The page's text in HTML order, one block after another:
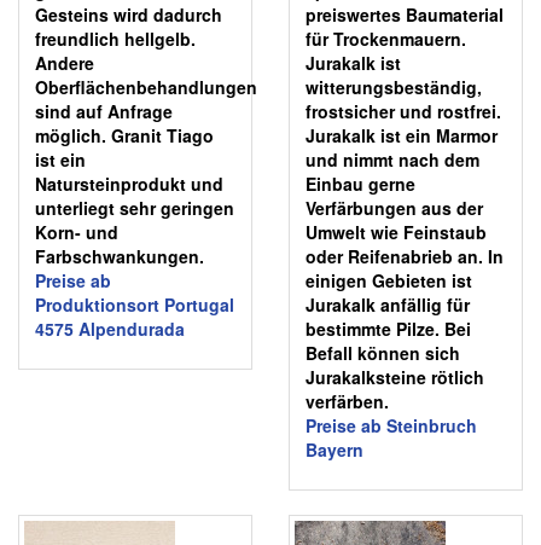
Gesteins wird dadurch
freundlich hellgelb.
Andere
Oberflächenbehandlungen
sind auf Anfrage
möglich. Granit Tiago
ist ein
Natursteinprodukt und
unterliegt sehr geringen
Korn- und
Farbschwankungen.
Preise ab
Produktionsort Portugal
4575 Alpendurada
preiswertes Baumaterial
für Trockenmauern.
Jurakalk ist
witterungsbeständig,
frostsicher und rostfrei.
Jurakalk ist ein Marmor
und nimmt nach dem
Einbau gerne
Verfärbungen aus der
Umwelt wie Feinstaub
oder Reifenabrieb an. In
einigen Gebieten ist
Jurakalk anfällig für
bestimmte Pilze. Bei
Befall können sich
Jurakalksteine rötlich
verfärben.
Preise ab Steinbruch
Bayern